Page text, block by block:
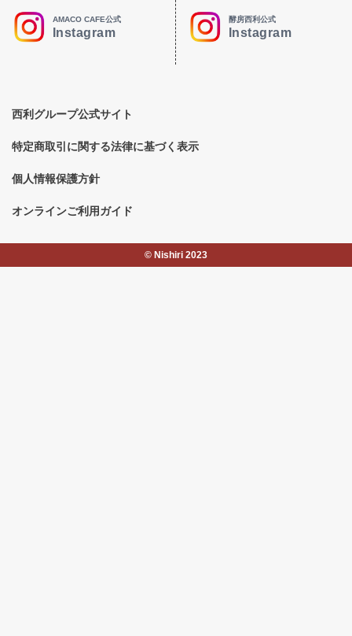
AMACO CAFE公式
Instagram
酵房西利公式
Instagram
西利グループ公式サイト
特定商取引に関する法律に基づく表示
個人情報保護方針
オンラインご利用ガイド
©︎ Nishiri 2023